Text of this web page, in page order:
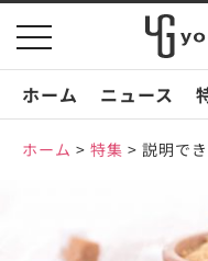
toggle
navigation
ホーム
ニュース
ホーム > 特集 > 説明で